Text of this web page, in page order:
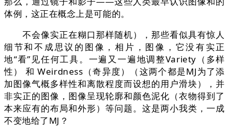
体例，这正在概念上是可能的。
不会像实正在糊口那样随机），那些看似具有惊人
细节和不成思议的图像，相片，图像，它没有实正
地“看”见任何工具。一遍又一遍地调整Variety（多样
性） 和 Weirdness（奇异度）（这两个都是MJ为了添
加图像气概多样性和离散程度而设想的用户滑块），并
非实正的图像，图像呈现轮廓和颜色泥化（衣物得到了
本来应有的布局和外形）等问题。这是两小我类，一成
不变地给了MJ？